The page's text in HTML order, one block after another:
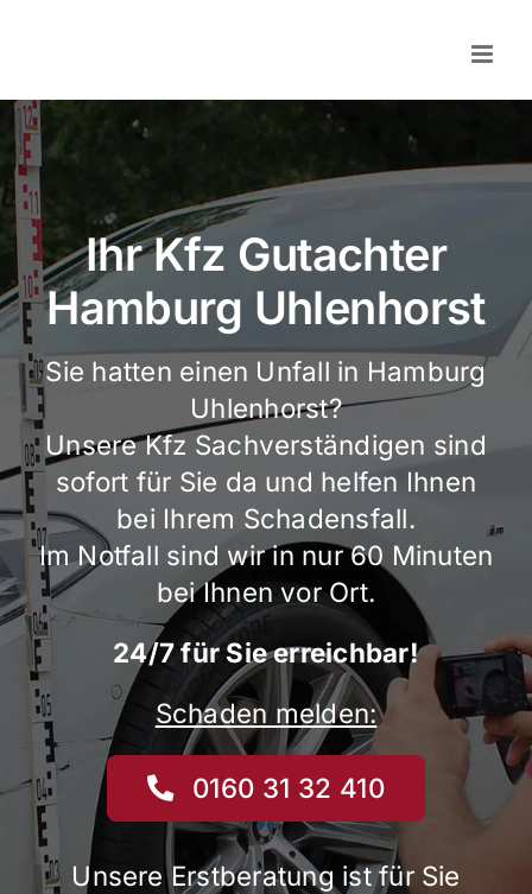
Ihr Kfz Gutachter
Hamburg Uhlenhorst
Sie hatten einen Unfall in Hamburg
Uhlenhorst?
Unsere Kfz Sachverständigen sind
sofort für Sie da und helfen Ihnen
bei Ihrem Schadensfall.
Im Notfall sind wir in nur 60 Minuten
bei Ihnen vor Ort.
24/7 für Sie erreichbar!
Schaden melden:
0160 31 32 410
Unsere Erstberatung ist für Sie